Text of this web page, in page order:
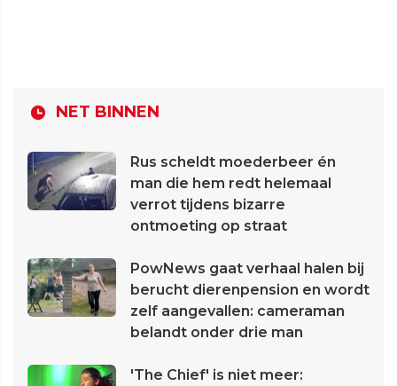
NET BINNEN
Rus scheldt moederbeer én
man die hem redt helemaal
verrot tijdens bizarre
ontmoeting op straat
PowNews gaat verhaal halen bij
berucht dierenpension en wordt
zelf aangevallen: cameraman
belandt onder drie man
'The Chief' is niet meer: